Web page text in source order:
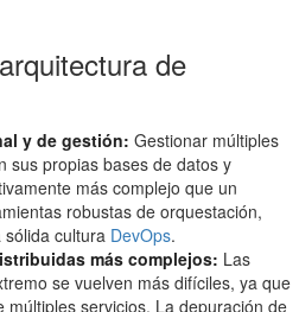
de
y de gestión: Gestionar múltiples
sus propias bases de datos y
más complejo que un
robustas de orquestación,
cultura DevOps.
más complejos: Las
se vuelven más difíciles, ya que
múltiples servicios. La depuración de